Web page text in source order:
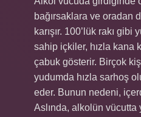
bağırsaklara ve oradan
karışır. 100’lük rakı gibi
sahip içkiler, hızla kana
çabuk gösterir. Birçok
yudumda hızla sarhoş
eder. Bunun nedeni,
Aslında, alkolün vücutta